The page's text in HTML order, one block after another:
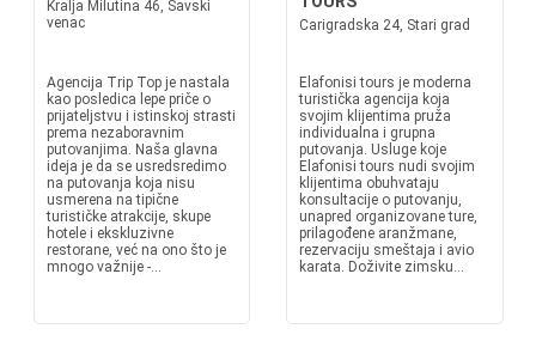
Kralja Milutina 46, Savski
venac
Agencija Trip Top je nastala
kao posledica lepe priče o
prijateljstvu i istinskoj strasti
prema nezaboravnim
putovanjima. Naša glavna
ideja je da se usredsredimo
na putovanja koja nisu
usmerena na tipične
turističke atrakcije, skupe
hotele i ekskluzivne
restorane, već na ono što je
mnogo važnije -...
Carigradska 24, Stari grad
Elafonisi tours je moderna
turistička agencija koja
svojim klijentima pruža
individualna i grupna
putovanja. Usluge koje
Elafonisi tours nudi svojim
klijentima obuhvataju
konsultacije o putovanju,
unapred organizovane ture,
prilagođene aranžmane,
rezervaciju smeštaja i avio
karata. Doživite zimsku...